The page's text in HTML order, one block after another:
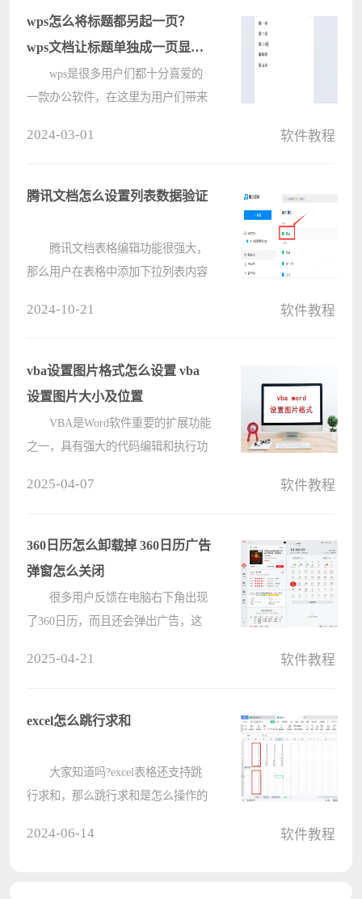
wps怎么将标题都另起一页？
wps文档让标题单独成一页显示
的方法
wps是很多用户们都十分喜爱的
一款办公软件，在这里为用户们带来
们来仔细的介绍一下wps文档让标题
2024-03-01 软件教程
腾讯文档怎么设置列表数据验证
腾讯文档表格编辑功能很强大，
那么用户在表格中添加下拉列表内容
1.打开界面后，新建一个在
线????
2024-10-21 软件教程
vba设置图片格式怎么设置 vba
设置图片大小及位置
VBA是Word软件重要的扩展功能
之一，具有强大的代码编辑和执行功
一大小 1、点击鼠标右键，选择
&l????
2025-04-07 软件教程
360日历怎么卸载掉 360日历广告
弹窗怎么关闭
很多用户反馈在电脑右下角出现
了360日历，而且还会弹出广告，这
体的方法。1、退出360日历推出360
2025-04-21 软件教程
excel怎么跳行求和
大家知道吗?excel表格还支持跳
行求和，那么跳行求和是怎么操作的
2024-06-14 软件教程